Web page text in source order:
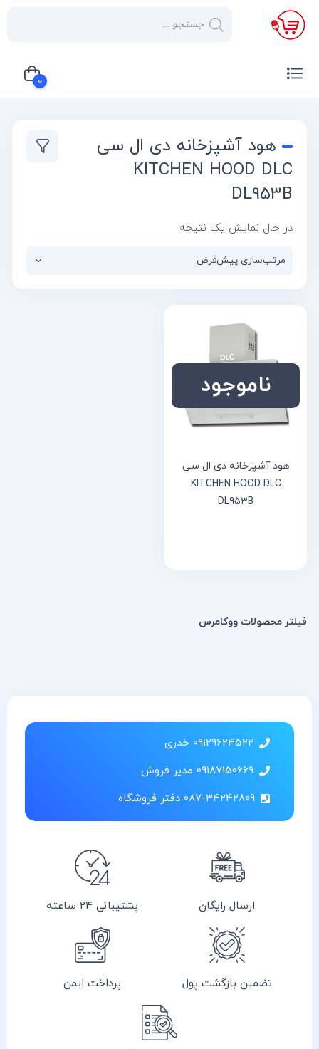
×
صفحه
صوتی و
تصویری
کولر
یخچال
نوشته
ها
0
سبد خرید شما خالی است
هود آشپزخانه دی ال سی
KITCHEN HOOD DLC
DL953B
در حال نمایش یک نتیجه
ناموجود
هود آشپزخانه دی ال سی
KITCHEN HOOD DLC
DL953B
فیلتر محصولات ووکامرس
09129624522 خدری
09187150669 مدیر فروش
087-34242809 دفتر فروشگاه
ارسال رایگان پشتیبانی 24 ساعته
تضمین بازگشت پول پرداخت ایمن